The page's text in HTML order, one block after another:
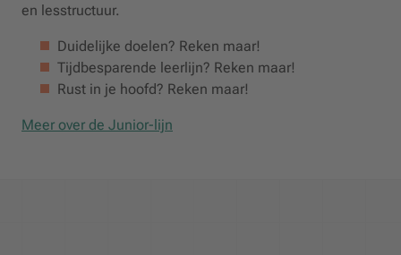
en lesstructuur.
Duidelijke doelen? Reken maar!
Tijdbesparende leerlijn? Reken maar!
Rust in je hoofd? Reken maar!
Meer over de Junior-lijn